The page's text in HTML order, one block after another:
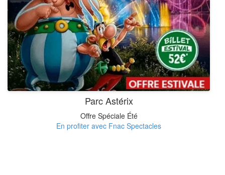
Parc Astérix
Offre Spéciale Été
En profiter avec Fnac Spectacles